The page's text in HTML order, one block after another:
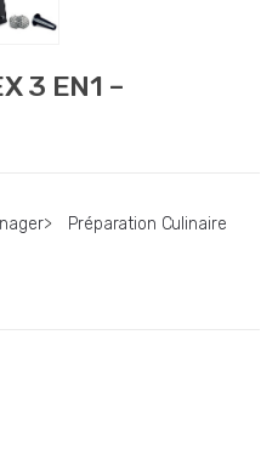
3 EN1 –
>
Préparation Culinaire